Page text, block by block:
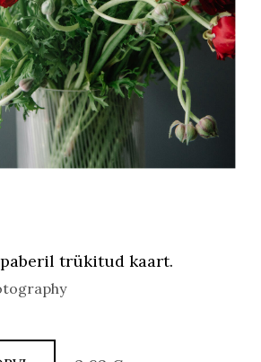
paberil trükitud kaart.